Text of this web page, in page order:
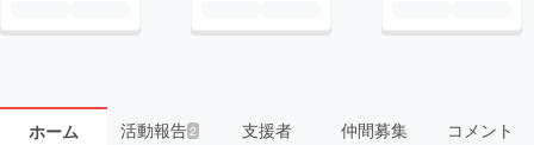
ホーム 活動報告2 支援者 仲間募集 コメント